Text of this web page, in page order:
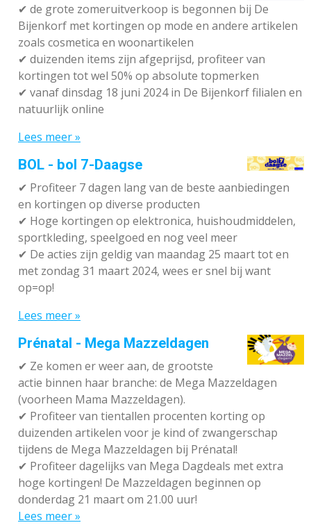
✔ de grote zomeruitverkoop is begonnen bij De
Bijenkorf met kortingen op mode en andere artikelen
zoals cosmetica en woonartikelen
✔ duizenden items zijn afgeprijsd, profiteer van
kortingen tot wel 50% op absolute topmerken
✔ vanaf dinsdag 18 juni 2024 in De Bijenkorf filialen en
natuurlijk online
Lees meer »
BOL - bol 7-Daagse
✔ Profiteer 7 dagen lang van de beste aanbiedingen
en kortingen op diverse producten
✔ Hoge kortingen op elektronica, huishoudmiddelen,
sportkleding, speelgoed en nog veel meer
✔ De acties zijn geldig van maandag 25 maart tot en
met zondag 31 maart 2024, wees er snel bij want
op=op!
Lees meer »
Prénatal - Mega Mazzeldagen
✔ Ze komen er weer aan, de grootste
actie binnen haar branche: de Mega Mazzeldagen
(voorheen Mama Mazzeldagen).
✔ Profiteer van tientallen procenten korting op
duizenden artikelen voor je kind of zwangerschap
tijdens de Mega Mazzeldagen bij Prénatal!
✔ Profiteer dagelijks van Mega Dagdeals met extra
hoge kortingen! De Mazzeldagen beginnen op
donderdag 21 maart om 21.00 uur!
Lees meer »